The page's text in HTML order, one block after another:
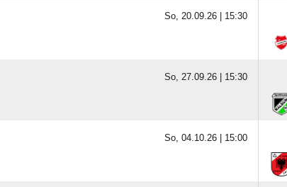
So, 20.09.26 | 15:30
So, 27.09.26 | 15:30
So, 04.10.26 | 15:00